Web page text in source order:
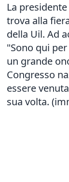
La
trova alla
della Uil. Ad
"Sono qui
un grande
Congresso
essere
sua volta.